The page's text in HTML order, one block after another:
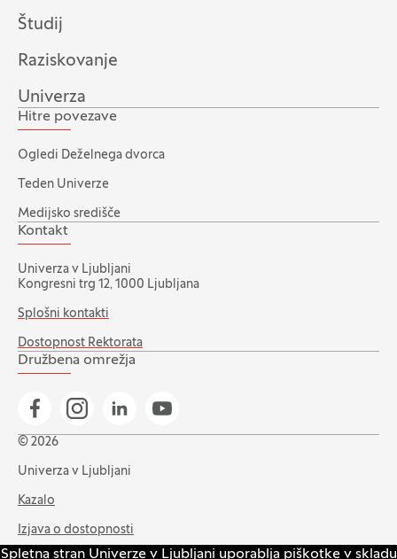
Spletna stran Univerze v Ljubljani uporablja piškotke v skladu
Študij
Raziskovanje
Univerza
Hitre povezave
Ogledi Deželnega dvorca
Teden Univerze
Medijsko središče
Kontakt
Univerza v Ljubljani
Kongresni trg 12, 1000 Ljubljana
Splošni kontakti
Dostopnost Rektorata
Družbena omrežja
Pojdi na našo Facebook stran
Pojdi na našo Instagram stran
Pojdi na Linkedin stran
Pojdi na YouTube stran
© 2026
Univerza v Ljubljani
Kazalo
Izjava o dostopnosti